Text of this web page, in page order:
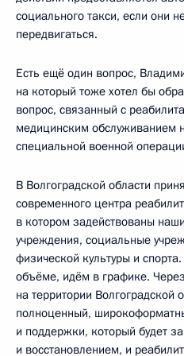
социального такси, если они
передвигаться.
Есть ещё один вопрос,
на который тоже хотел бы
вопрос, связанный с
медицинским обслуживанием
специальной военной
В Волгоградской области
современного центра
в котором задействованы
учреждения, социальные
физической культуры и
объёме, идём в графике.
на территории Волгоградской
полноценный,
и поддержки, который будет
и восстановлением, и